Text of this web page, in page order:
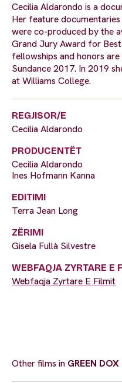
Cecilia Aldarondo is a
Her feature
were co-produced by the
Grand Jury Award for
fellowships and honors
Sundance 2017. In 2019
at Williams College.
REGJISOR/E
Cecilia Aldarondo
PRODUCENTËT
Cecilia Aldarondo
Ines Hofmann Kanna
EDITIMI
Terra Jean Long
ZËRIMI
Gisela Fullà Silvestre
WEBFAQJA ZYRTARE E
Webfaqja Zyrtare E Filmit
Other films in GREEN DOX